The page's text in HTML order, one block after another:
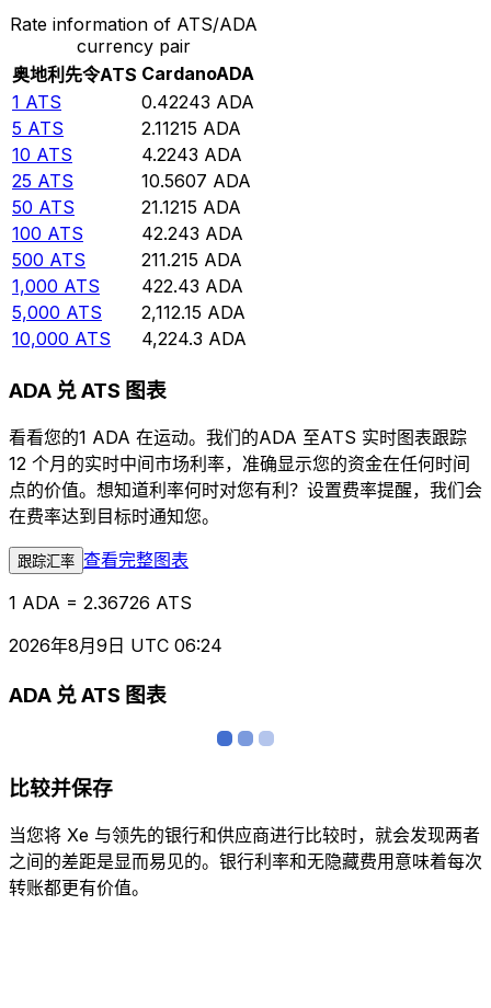
Rate information of ATS/ADA
currency pair
奥地利先令ATS CardanoADA
1 ATS 0.42243 ADA
5 ATS 2.11215 ADA
10 ATS 4.2243 ADA
25 ATS 10.5607 ADA
50 ATS 21.1215 ADA
100 ATS 42.243 ADA
500 ATS 211.215 ADA
1,000 ATS 422.43 ADA
5,000 ATS 2,112.15 ADA
10,000 ATS 4,224.3 ADA
ADA 兑 ATS 图表
看看您的1 ADA 在运动。我们的ADA 至ATS 实时图表跟踪
12 个月的实时中间市场利率，准确显示您的资金在任何时间
点的价值。想知道利率何时对您有利？设置费率提醒，我们会
在费率达到目标时通知您。
跟踪汇率 查看完整图表
1 ADA = 2.36726 ATS
2026年8月9日 UTC 06:24
ADA 兑 ATS 图表
比较并保存
当您将 Xe 与领先的银行和供应商进行比较时，就会发现两者
之间的差距是显而易见的。银行利率和无隐藏费用意味着每次
转账都更有价值。